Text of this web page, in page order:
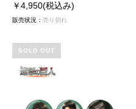
￥4,950(税込み)
販売状況： 売り切れ
SOLD OUT